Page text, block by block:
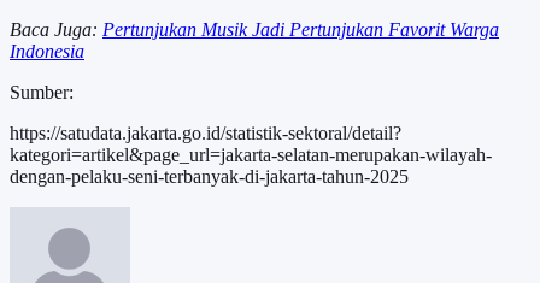
Baca Juga: Pertunjukan Musik Jadi Pertunjukan Favorit Warga
Indonesia
Sumber:
https://satudata.jakarta.go.id/statistik-sektoral/detail?
kategori=artikel&page_url=jakarta-selatan-merupakan-wilayah-
dengan-pelaku-seni-terbanyak-di-jakarta-tahun-2025